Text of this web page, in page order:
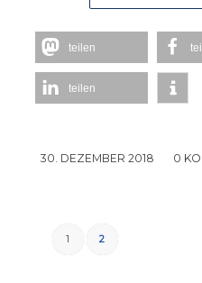
teilen
teilen
30. DEZEMBER 2018
/ 0
1 2